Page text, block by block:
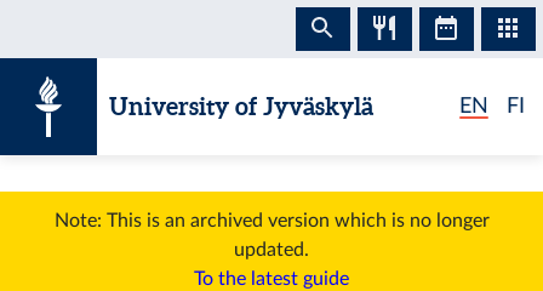
University of Jyväskylä EN FI
Note: This is an archived version which is no longer
updated.
To the latest guide